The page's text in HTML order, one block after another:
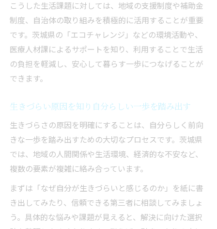
検討しよう
生きづらい時は自分らしい安心できる習慣
を作る
生きづらい人がこれからを前向きに生きる
ヒント
こうした生活課題に対しては、地域の支援制度や補助金
制度、自治体の取り組みを積極的に活用することが重要
です。茨城県の「エコチャレンジ」などの環境活動や、
医療人材課によるサポートを知り、利用することで生活
の負担を軽減し、安心して暮らす一歩につなげることが
できます。
生きづらい原因を知り自分らしい一歩を踏み出す
生きづらさの原因を明確にすることは、自分らしく前向
きな一歩を踏み出すための大切なプロセスです。茨城県
では、地域の人間関係や生活環境、経済的な不安など、
複数の要素が複雑に絡み合っています。
まずは「なぜ自分が生きづらいと感じるのか」を紙に書
き出してみたり、信頼できる第三者に相談してみましょ
う。具体的な悩みや課題が見えると、解決に向けた選択